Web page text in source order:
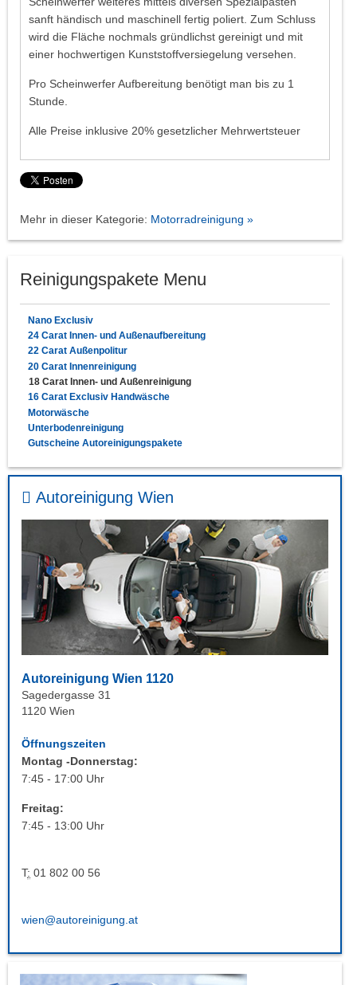
sanft händisch und maschinell fertig poliert. Zum Schluss
wird die Fläche nochmals gründlichst gereinigt und mit
einer hochwertigen Kunststoffversiegelung versehen.
Pro Scheinwerfer Aufbereitung benötigt man bis zu 1
Stunde.
Alle Preise inklusive 20% gesetzlicher Mehrwertsteuer
Mehr in dieser Kategorie: Motorradreinigung »
Reinigungspakete Menu
Nano Exclusiv
24 Carat Innen- und Außenaufbereitung
22 Carat Außenpolitur
20 Carat Innenreinigung
18 Carat Innen- und Außenreinigung
16 Carat Exclusiv Handwäsche
Motorwäsche
Unterbodenreinigung
Gutscheine Autoreinigungspakete
Autoreinigung Wien
Autoreinigung Wien 1120
Sagedergasse 31
1120 Wien
Öffnungszeiten
Montag -Donnerstag:
7:45 - 17:00 Uhr
Freitag:
7:45 - 13:00 Uhr
T: 01 802 00 56
wien@autoreinigung.at